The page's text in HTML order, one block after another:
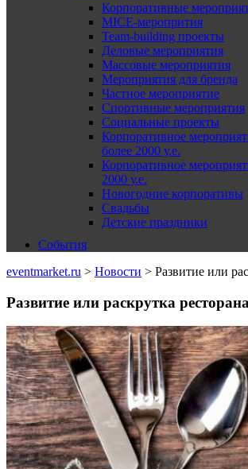
Корпоративные
MICE-меропрития
Team-building проекты
Деловые мероприятия
Массовые мероприятия
Мероприятия для бренда
Частное мероприятие
Спортивные мероприятия
Социальные проекты
Корпоративное
более 2000 у.е.
Корпоративное
2000 у.е.
Новогодние корпоративы
Свадьбы
Детские праздники
События
eventmarket.ru > Новости > Развитие или
Развитие или раскрутка ресторана